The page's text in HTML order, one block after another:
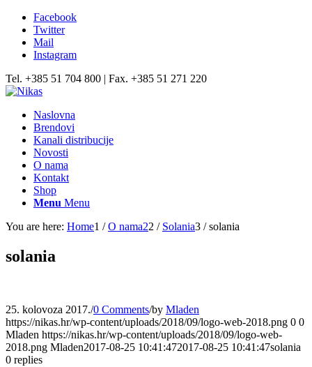
Facebook
Twitter
Mail
Instagram
Tel. +385 51 704 800 | Fax. +385 51 271 220
Naslovna
Brendovi
Kanali distribucije
Novosti
O nama
Kontakt
Shop
Menu Menu
You are here: Home1 / O nama22 / Solania3 / solania
solania
25. kolovoza 2017./0 Comments/by Mladen
https://nikas.hr/wp-content/uploads/2018/09/logo-web-2018.png 0 0
Mladen https://nikas.hr/wp-content/uploads/2018/09/logo-web-
2018.png Mladen2017-08-25 10:41:472017-08-25 10:41:47solania
0 replies